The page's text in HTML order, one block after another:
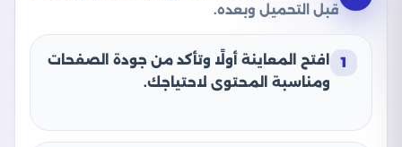
قبل التحميل وبعده.
1
افتح المعاينة أولًا وتأكد من جودة الصفحات
ومناسبة المحتوى لاحتياجك.